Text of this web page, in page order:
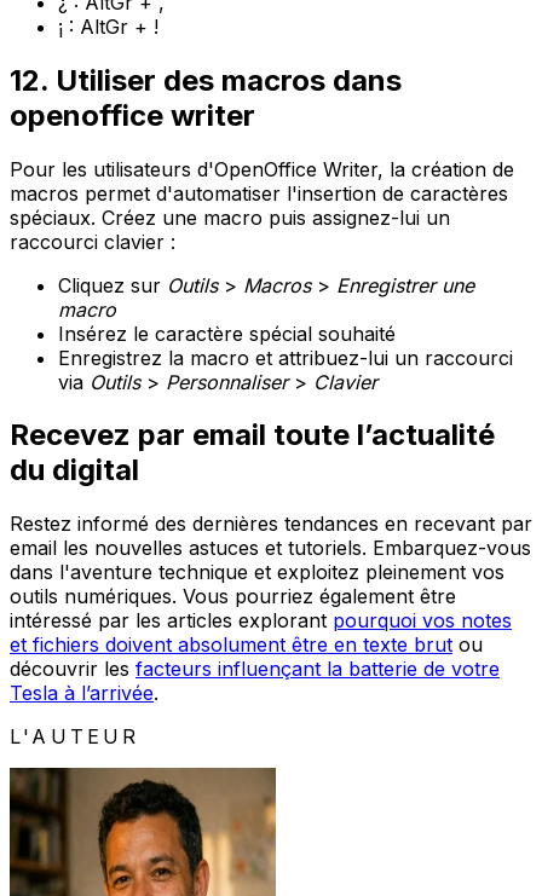
¡ : AltGr + !
12. Utiliser des macros dans
openoffice writer
Pour les utilisateurs d'OpenOffice Writer, la création de
macros permet d'automatiser l'insertion de caractères
spéciaux. Créez une macro puis assignez-lui un
raccourci clavier :
Cliquez sur Outils> Macros> Enregistrer une
macro
Insérez le caractère spécial souhaité
Enregistrez la macro et attribuez-lui un raccourci
via Outils> Personnaliser> Clavier
Recevez par email toute l’actualité
du digital
Restez informé des dernières tendances en recevant par
email les nouvelles astuces et tutoriels. Embarquez-vous
dans l'aventure technique et exploitez pleinement vos
outils numériques. Vous pourriez également être
intéressé par les articles explorant pourquoi vos notes
et fichiers doivent absolument être en texte brut ou
découvrir les facteurs influençant la batterie de votre
Tesla à l’arrivée.
L'AUTEUR